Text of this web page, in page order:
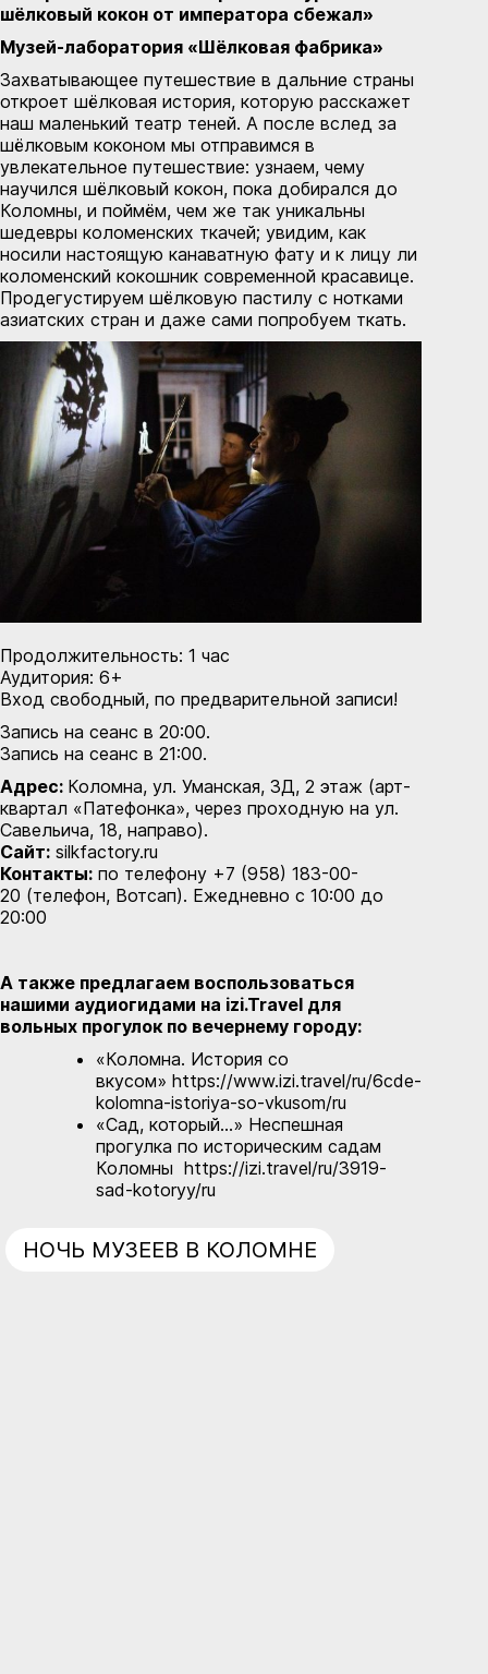
НОЧЬ МУЗЕЕВ В КОЛОМНЕ
шёлковый кокон от императора сбежал»
Музей-лаборатория «Шёлковая фабрика»
Захватывающее путешествие в дальние страны
откроет шëлковая история, которую расскажет
наш маленький театр теней. А после вслед за
шёлковым коконом мы отправимся в
увлекательное путешествие: узнаем, чему
научился шёлковый кокон, пока добирался до
Коломны, и поймём, чем же так уникальны
шедевры коломенских ткачей; увидим, как
носили настоящую канаватную фату и к лицу ли
коломенский кокошник современной красавице.
Продегустируем шёлковую пастилу с нотками
азиатских стран и даже сами попробуем ткать.
Продолжительность: 1 час
Аудитория: 6+
Вход свободный, по предварительной записи!
Запись на сеанс в 20:00.
Запись на сеанс в 21:00.
Адрес: Коломна, ул. Уманская, 3Д, 2 этаж (арт-
квартал «Патефонка», через проходную на ул.
Савельича, 18, направо).
Сайт: silkfactory.ru
Контакты: по телефону +7 (958) 183-00-
20 (телефон, Вотсап). Ежедневно с 10:00 до
20:00
А также предлагаем воспользоваться
нашими аудиогидами на izi.Travel для
вольных прогулок по вечернему городу:
«Коломна. История со
вкусом» https://www.izi.travel/ru/6cde-
kolomna-istoriya-so-vkusom/ru
«Cад, который…» Неспешная
прогулка по историческим садам
Коломны https://izi.travel/ru/3919-
sad-kotoryy/ru